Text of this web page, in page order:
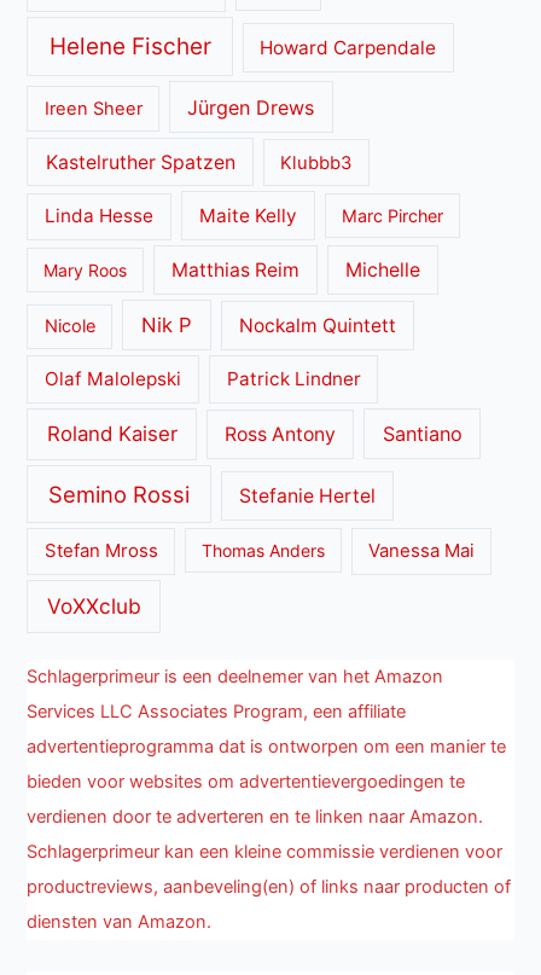
Helene Fischer Howard Carpendale
Ireen Sheer Jürgen Drews
Kastelruther Spatzen Klubbb3
Linda Hesse Maite Kelly Marc Pircher
Mary Roos Matthias Reim Michelle
Nicole Nik P Nockalm Quintett
Olaf Malolepski Patrick Lindner
Roland Kaiser Ross Antony Santiano
Semino Rossi Stefanie Hertel
Stefan Mross Thomas Anders Vanessa Mai
VoXXclub
Schlagerprimeur is een deelnemer van het Amazon
Services LLC Associates Program, een affiliate
advertentieprogramma dat is ontworpen om een manier te
bieden voor websites om advertentievergoedingen te
verdienen door te adverteren en te linken naar Amazon.
Schlagerprimeur kan een kleine commissie verdienen voor
productreviews, aanbeveling(en) of links naar producten of
diensten van Amazon.